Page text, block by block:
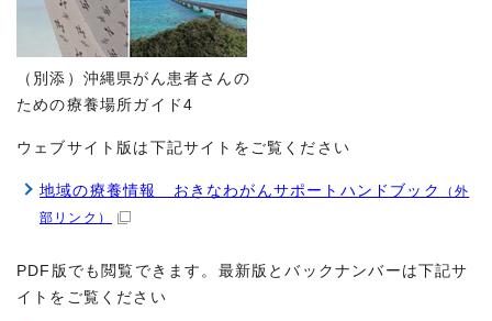
（別添）沖縄県がん患者さんの
ための療養場所ガイド4
ウェブサイト版は下記サイトをご覧ください
地域の療養情報 おきなわがんサポートハンドブック
（外
部リンク）
PDF版でも閲覧できます。最新版とバックナンバーは下記サ
イトをご覧ください